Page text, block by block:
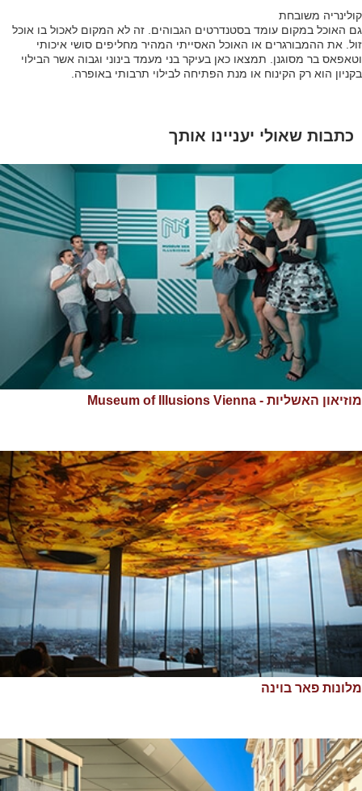
קולינריה משובחת
גם האוכל במקום עומד בסטנדרטים הגבוהים. זה לא המקום לאכול בו אוכל
זול. את ההמבורגרים או האוכל האסייתי המהיר מחליפים סושי איכותי
וטאפאס בר מסוגנן. תמצאו כאן בעיקר בני מעמד בינוני וגבוה אשר הבילוי
בקניון הוא רק הקינוח או מנת הפתיחה לבילוי תרבותי באופרה.
כתבות שאולי יעניינו אותך
מוזיאון האשליות - Museum of Illusions Vienna
מלונות פאר בוינה